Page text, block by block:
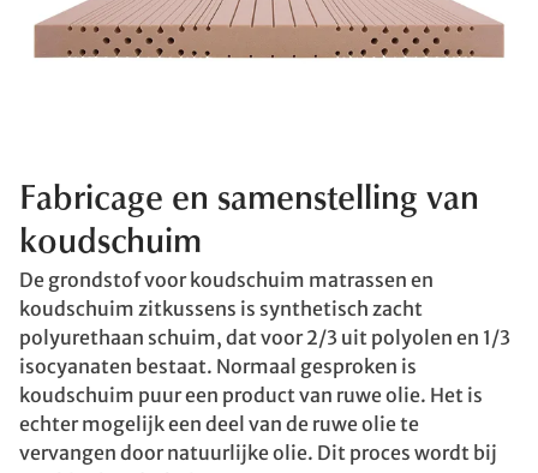
Fabricage en samenstelling van
koudschuim
De grondstof voor koudschuim matrassen en
koudschuim zitkussens is synthetisch zacht
polyurethaan schuim, dat voor 2/3 uit polyolen en 1/3
isocyanaten bestaat. Normaal gesproken is
koudschuim puur een product van ruwe olie. Het is
echter mogelijk een deel van de ruwe olie te
vervangen door natuurlijke olie. Dit proces wordt bij